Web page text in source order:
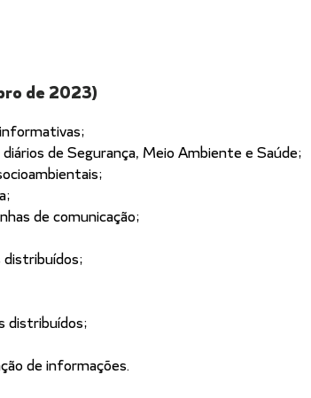
de 2023)
de Segurança, Meio Ambiente e Saúde;
de comunicação;
distribuídos;
de informações.